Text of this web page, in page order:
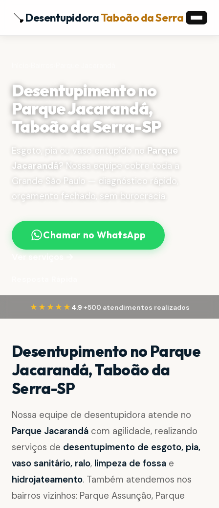
DesentupidoraTaboão da Serra
Desentupimento no
Parque Jacarandá,
Taboão da Serra-SP
Esgoto, pia ou vaso entupido no Parque
Jacarandá? Nossa equipe cobre toda a
Grande São Paulo — diagnóstico rápido,
orçamento fechado, sem burocracia.
Chamar no WhatsApp
Ver serviços →
★★★★★ 4.9·+500 atendimentos realizados
Desentupimento no Parque
Jacarandá, Taboão da
Serra-SP
Nossa equipe de desentupidora atende no
Parque Jacarandá com agilidade, realizando
serviços de desentupimento de esgoto, pia,
vaso sanitário, ralo, limpeza de fossa e
hidrojateamento. Também atendemos nos
bairros vizinhos: Parque Assunção, Parque